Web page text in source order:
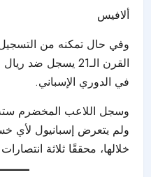
ألافيس
وفي حال تمكنه من
القرن الـ21 يسجل
في الدوري الإسباني.
وسجل اللاعب المخضرم ستة
ولم يتعرض إسبانيول لأي
خلالها، محققًا ثلاثة